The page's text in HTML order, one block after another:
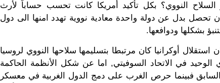
النووي؟ بكل تأكيد أمريكا كانت تحسب حساباً لأرث
تحصل بدل عن دولة واحدة معادية نووية تهدد امنها الى دول
بشكلها ودوافعها.
أوكرانيا كان مرتبطا بتسليمها سلاحها النووي لروسيا
الوحيد في الاتحاد السوفيتي, اما عن شكل الأنظمة الحاكمة
فبينما حرص الغرب على دمج الدول الغربية في معسكر